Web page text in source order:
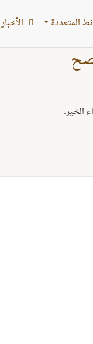
المتعددة الأخبار
الخير.